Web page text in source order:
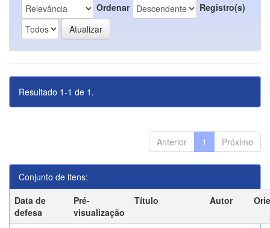
Ordenar Registro(s)
Resultado 1-1 de 1.
Anterior 1 Próximo
Conjunto de itens:
Data de
defesa
Pré-
visualização
Título Autor